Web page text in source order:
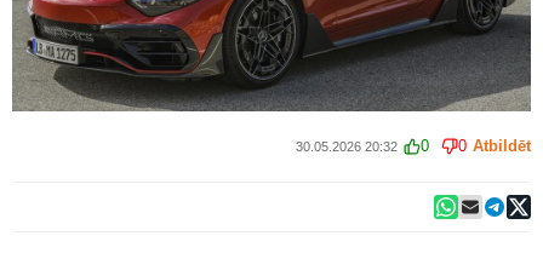
30.05.2026 20:32 0 0 Atbildēt